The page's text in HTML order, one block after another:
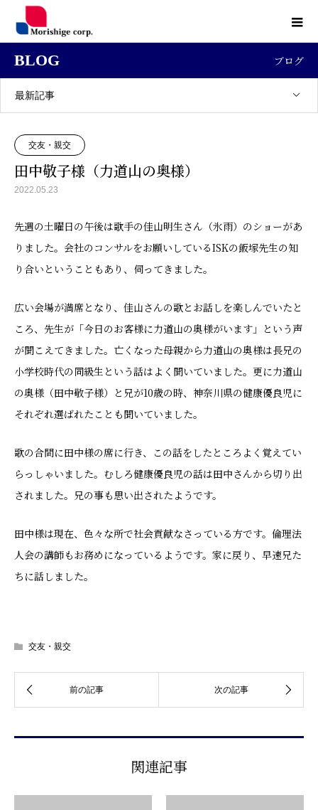
BLOG ブログ
最新記事
交友・親交
田中敬子様（力道山の奥様）
2022.05.23
先週の土曜日の午後は歌手の佳山明生さん（氷雨）のショーがあ
りました。会社のコンサルをお願いしているISKの飯塚先生の知
り合いということもあり、伺ってきました。
広い会場が満席となり、佳山さんの歌とお話しを楽しんでいたと
ころ、先生が「今日のお客様に力道山の奥様がいます」という声
が聞こえてきました。亡くなった母親から力道山の奥様は長兄の
小学校時代の同級生という話はよく聞いていました。更に力道山
の奥様（田中敬子様）と兄が10歳の時、神奈川県の健康優良児に
それぞれ選ばれたことも聞いていました。
歌の合間に田中様の席に行き、この話をしたところよく覚えてい
らっしゃいました。むしろ健康優良児の話は田中さんから切り出
されました。兄の事も思い出されたようです。
田中様は現在、色々な所で社会貢献なさっている方です。倫理法
人会の講師もお務めになっているようです。家に戻り、早速兄た
ちに話しました。
交友・親交
関連記事